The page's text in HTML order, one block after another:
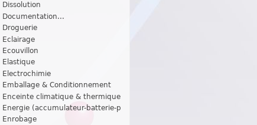
Dissolution
Documentation...
Droguerie
Eclairage
Ecouvillon
Elastique
Electrochimie
Emballage & Conditionnement
Enceinte climatique & thermique
Energie (accumulateur-batterie-p
Enrobage